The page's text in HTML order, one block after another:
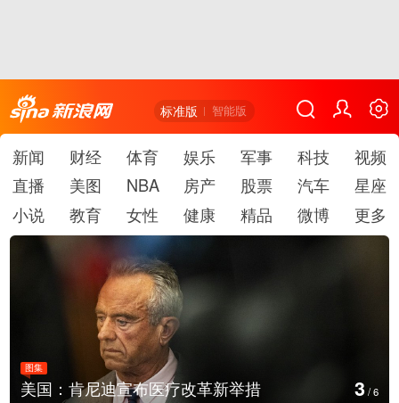
标准版 智能版
新闻 财经 体育 娱乐 军事 科技
视频
直播
美图 NBA 房产 股票 汽车
星座
小说
教育 女性 健康 精品 微博 更多
图集
美国：肯尼迪宣布医疗改革新举措 3 /6